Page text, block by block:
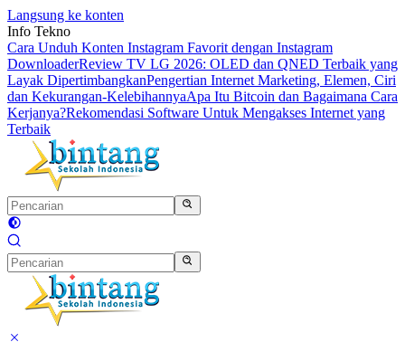
Langsung ke konten
Info Tekno
Cara Unduh Konten Instagram Favorit dengan Instagram
DownloaderReview TV LG 2026: OLED dan QNED Terbaik yang
Layak DipertimbangkanPengertian Internet Marketing, Elemen, Ciri
dan Kekurangan-KelebihannyaApa Itu Bitcoin dan Bagaimana Cara
Kerjanya?Rekomendasi Software Untuk Mengakses Internet yang
Terbaik